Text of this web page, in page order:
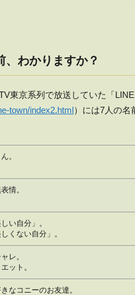
、わかりますか？
東京系列で放送していた「
town/index2.html）には7人の名
。
情。
い自分」。
くない自分」。
レ。
ット。
なコニーのお友達。